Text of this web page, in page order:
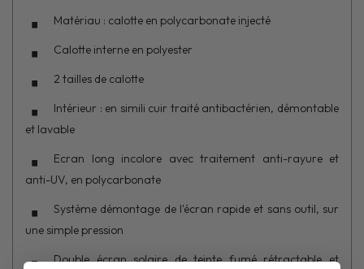
Matériau : calotte en polycarbonate injecté
Calotte interne en polyester
2 tailles de calotte
Intérieur : en simili cuir traité antibactérien, démontable
et lavable
Ecran long incolore avec traitement anti-rayure et
anti-UV, en polycarbonate
Système démontage de l'écran rapide et sans outil, sur
une simple pression
Double écran solaire de teinte fumé rétractable et